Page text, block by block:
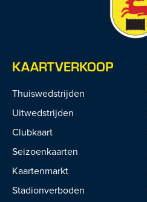
KAARTVERKOOP
Thuiswedstrijden
Uitwedstrijden
Clubkaart
Seizoenkaarten
Kaartenmarkt
Stadionverboden